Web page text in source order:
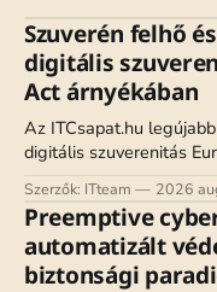
Szuverén felhő
digitális
Act árnyékában
Az ITCsapat.hu
digitális szuverenitás
át az EU-AI Act a
felhőarchitektúrák
Szerzők: ITteam 2026
Preemptive
automatizált
biztonsági